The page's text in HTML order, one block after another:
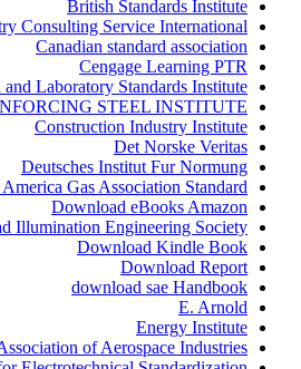
British Standards Institute
Consulting Service International
Canadian standard association
Cengage Learning PTR
Laboratory Standards Institute
STEEL INSTITUTE
Construction Industry Institute
Det Norske Veritas
Deutsches Institut Fur Normung
Gas Association Standard
Download eBooks Amazon
Illumination Engineering Society
Download Kindle Book
Download Report
download sae Handbook
E. Arnold
Energy Institute
of Aerospace Industries